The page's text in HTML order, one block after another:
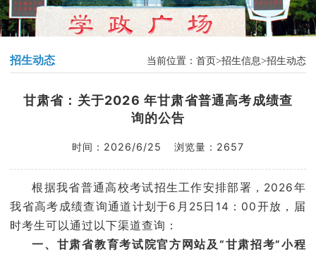
留学项目
高考频道
招生类型
学院官网
招生动态 当前位置： 首页 招生信息 招生动态
甘肃省：关于2026 年甘肃省普通高考成绩查
询的公告
时间： 2026/6/25 浏览量： 2657
根据我省普通高校考试招生工作安排部署，2026年
我省高考成绩查询通道计划于6月25日14：00开放，届
时考生可以通过以下渠道查询：
一、 甘肃省教育考试院官方网站及“甘肃招考”小程